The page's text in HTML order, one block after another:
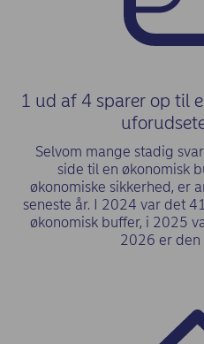
1 ud af 4 sparer op til
Selvom mange stadig
side til en økonomisk
økonomiske sikkerhed, er
seneste år. I 2024 var det
økonomisk buffer, i 2025
2026 er den